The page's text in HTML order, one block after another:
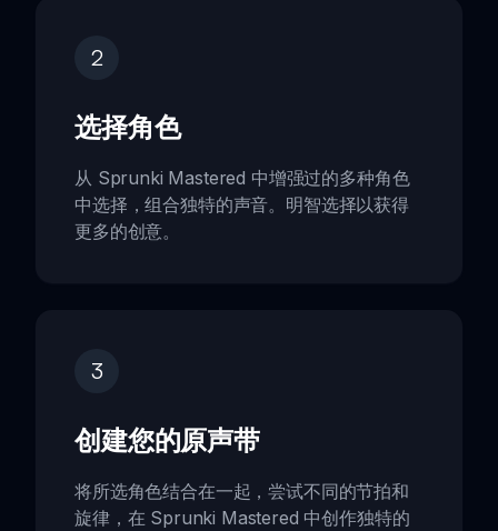
2
选择角色
从 Sprunki Mastered 中增强过的多种角色
中选择，组合独特的声音。明智选择以获得
更多的创意。
3
创建您的原声带
将所选角色结合在一起，尝试不同的节拍和
旋律，在 Sprunki Mastered 中创作独特的